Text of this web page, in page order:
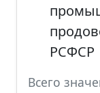
РСФСР
Всего